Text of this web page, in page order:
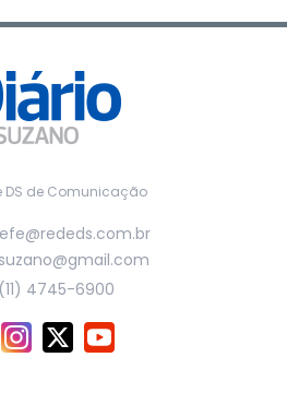
DS de Comunicação
(11) 4745-6900